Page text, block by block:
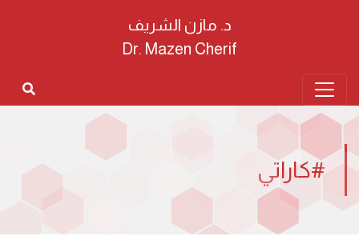
د. مازن الشريف
Dr. Mazen Cherif
#كاراتي